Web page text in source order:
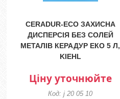
CERADUR-ECO ЗАХИСНА
ДИСПЕРСІЯ БЕЗ СОЛЕЙ
МЕТАЛІВ КЕРАДУР ЕКО 5 Л,
KIEHL
Ціну уточнюйте
j 20 05 10